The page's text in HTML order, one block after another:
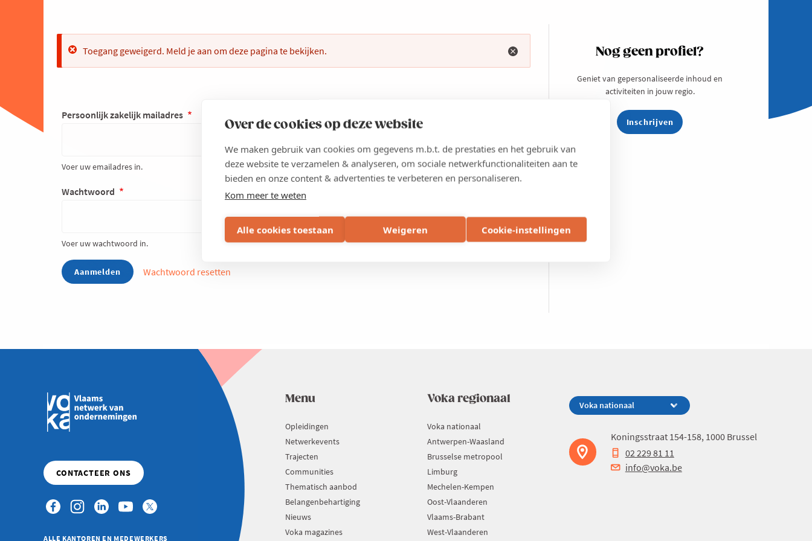
Over de cookies op deze website
We maken gebruik van cookies om gegevens m.b.t. de prestaties en het gebruik van
deze website te verzamelen & analyseren, om sociale netwerkfunctionaliteiten aan te
bieden en onze content & advertenties te verbeteren en personaliseren.
Kom meer te weten
Alle cookies toestaan Weigeren Cookie-instellingen
Error
Toegang geweigerd. Meld je aan om deze pagina te bekijken.
Persoonlijk zakelijk mailadres
Voer uw emailadres in.
Wachtwoord
Voer uw wachtwoord in.
Wachtwoord resetten
Nog geen profiel?
Geniet van gepersonaliseerde inhoud en
activiteiten in jouw regio.
Inschrijven
ALLE KANTOREN EN MEDEWERKERS
Menu
Opleidingen
Netwerkevents
Trajecten
Communities
Thematisch aanbod
Belangenbehartiging
Nieuws
Voka magazines
Voka regionaal
Voka nationaal
Antwerpen-Waasland
Brusselse metropool
Limburg
Mechelen-Kempen
Oost-Vlaanderen
Vlaams-Brabant
West-Vlaanderen
Koningsstraat 154-158, 1000 Brussel
02 229 81 11
info@voka.be